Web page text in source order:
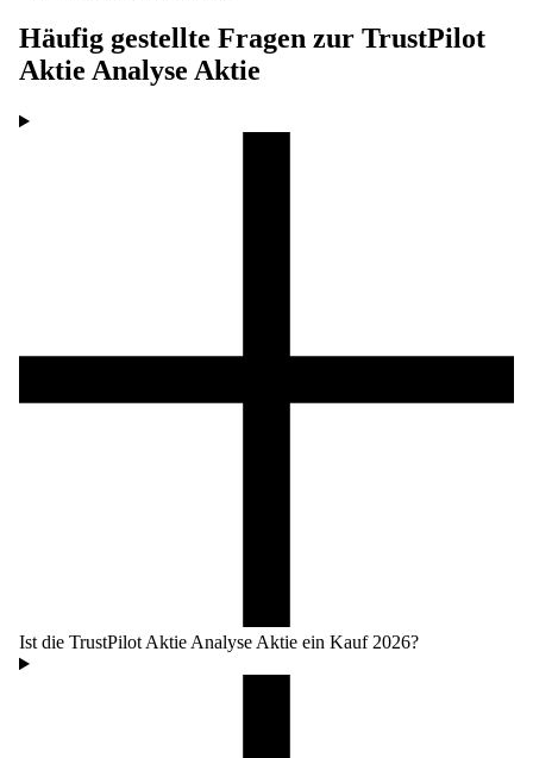
Häufig gestellte Fragen zur TrustPilot
Aktie Analyse Aktie
Ist die TrustPilot Aktie Analyse Aktie ein Kauf 2026?